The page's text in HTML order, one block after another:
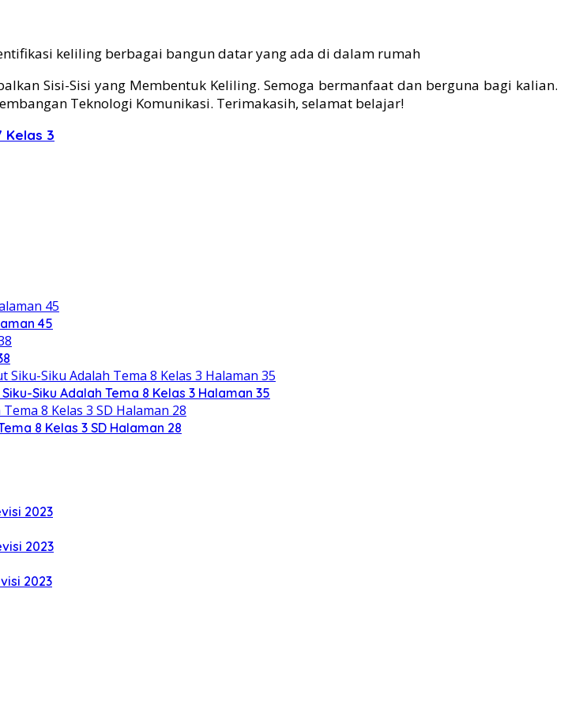
keliling berbagai bangun datar yang ada di dalam rumah
Sisi-Sisi yang Membentuk Keliling. Semoga bermanfaat dan berguna bagi kalian.
Teknologi Komunikasi. Terimakasih, selamat belajar!
Kelas 3
45
Siku Adalah Tema 8 Kelas 3 Halaman 35
8 Kelas 3 SD Halaman 28
2023
2023
2023